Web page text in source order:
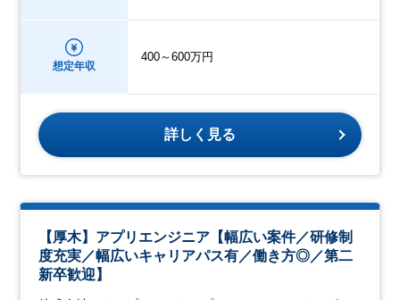
想定年収
400～600万円
詳しく見る
【厚木】アプリエンジニア【幅広い案件／研修制
度充実／幅広いキャリアパス有／働き方◎／第二
新卒歓迎】